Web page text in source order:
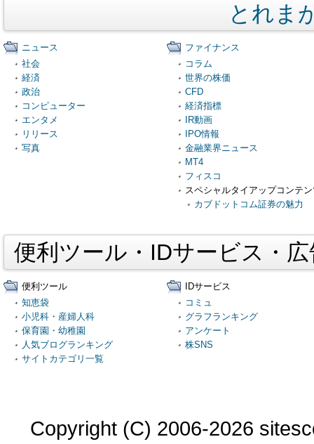
とれま
ニュース
社会
経済
政治
コンピューター
エンタメ
リリース
写真
ファイナンス
コラム
世界の株価
CFD
経済指標
IR動画
IPO情報
金融業界ニュース
MT4
フィスコ
スペシャルタイアップコンテ
カブドットコム証券の魅力
便利ツール・IDサービス・
便利ツール
知恵袋
小児科・産婦人科
保育園・幼稚園
人気ブログランキング
サイトカテゴリ一覧
IDサービス
コミュ
グラフランキング
アンケート
株SNS
Copyright (C) 2006-2026